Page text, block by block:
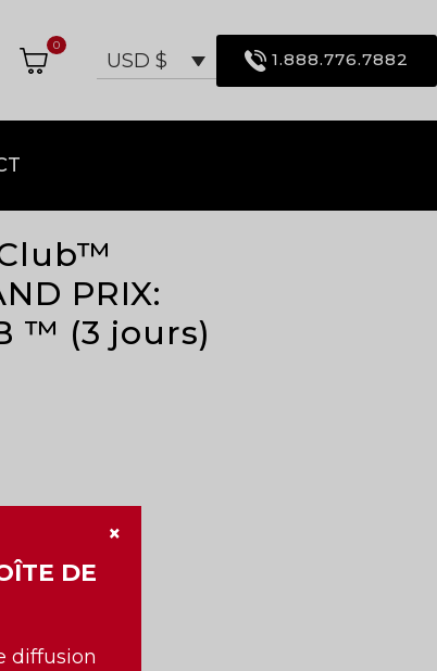
0
USD $ 1.888.776.7882
PRIX:
™ (3 jours)
×
DE
diffusion